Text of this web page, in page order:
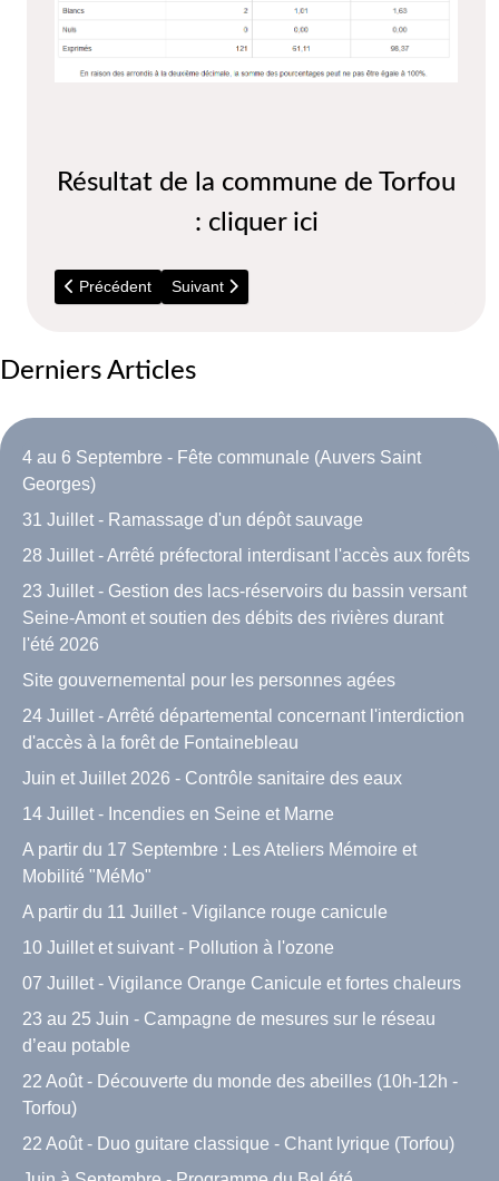
Résultat de la commune de Torfou
: cliquer ici
Article précédent : 26 Mai 2019 - Elections européennes 2019
Précédent Article suivant : 23 Avril et 7 Mai 2017 -
Suivant
Derniers Articles
4 au 6 Septembre - Fête communale (Auvers Saint
Georges)
31 Juillet - Ramassage d'un dépôt sauvage
28 Juillet - Arrêté préfectoral interdisant l'accès aux forêts
23 Juillet - Gestion des lacs-réservoirs du bassin versant
Seine-Amont et soutien des débits des rivières durant
l'été 2026
Site gouvernemental pour les personnes agées
24 Juillet - Arrêté départemental concernant l'interdiction
d'accès à la forêt de Fontainebleau
Juin et Juillet 2026 - Contrôle sanitaire des eaux
14 Juillet - Incendies en Seine et Marne
A partir du 17 Septembre : Les Ateliers Mémoire et
Mobilité "MéMo"
A partir du 11 Juillet - Vigilance rouge canicule
10 Juillet et suivant - Pollution à l'ozone
07 Juillet - Vigilance Orange Canicule et fortes chaleurs
23 au 25 Juin - Campagne de mesures sur le réseau
d’eau potable
22 Août - Découverte du monde des abeilles (10h-12h -
Torfou)
22 Août - Duo guitare classique - Chant lyrique (Torfou)